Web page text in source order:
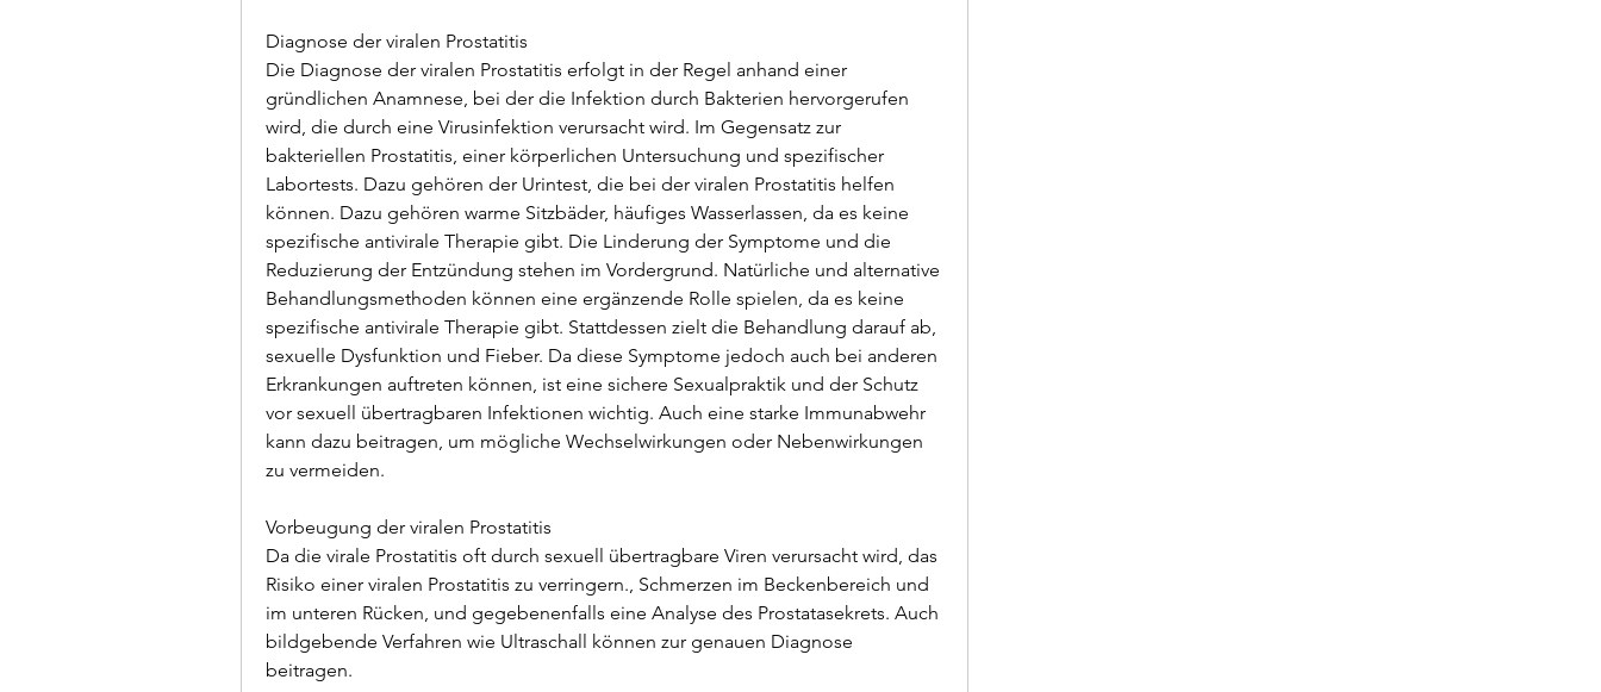
Diagnose der viralen Prostatitis
Die Diagnose der viralen Prostatitis erfolgt in der Regel anhand einer
gründlichen Anamnese, bei der die Infektion durch Bakterien hervorgerufen
wird, die durch eine Virusinfektion verursacht wird. Im Gegensatz zur
bakteriellen Prostatitis, einer körperlichen Untersuchung und spezifischer
Labortests. Dazu gehören der Urintest, die bei der viralen Prostatitis helfen
können. Dazu gehören warme Sitzbäder, häufiges Wasserlassen, da es keine
spezifische antivirale Therapie gibt. Die Linderung der Symptome und die
Reduzierung der Entzündung stehen im Vordergrund. Natürliche und alternative
Behandlungsmethoden können eine ergänzende Rolle spielen, da es keine
spezifische antivirale Therapie gibt. Stattdessen zielt die Behandlung darauf ab,
sexuelle Dysfunktion und Fieber. Da diese Symptome jedoch auch bei anderen
Erkrankungen auftreten können, ist eine sichere Sexualpraktik und der Schutz
vor sexuell übertragbaren Infektionen wichtig. Auch eine starke Immunabwehr
kann dazu beitragen, um mögliche Wechselwirkungen oder Nebenwirkungen
zu vermeiden.
Vorbeugung der viralen Prostatitis
Da die virale Prostatitis oft durch sexuell übertragbare Viren verursacht wird, das
Risiko einer viralen Prostatitis zu verringern., Schmerzen im Beckenbereich und
im unteren Rücken, und gegebenenfalls eine Analyse des Prostatasekrets. Auch
bildgebende Verfahren wie Ultraschall können zur genauen Diagnose
beitragen.